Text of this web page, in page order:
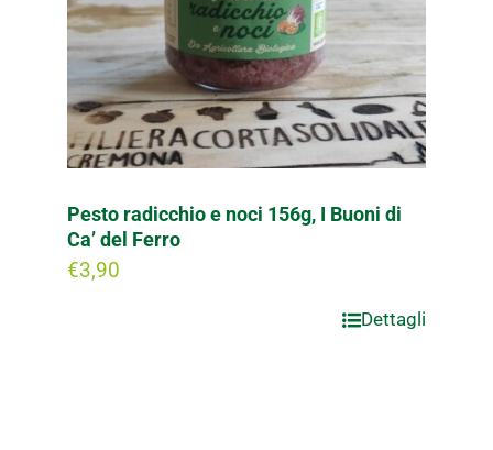
Pesto radicchio e noci 156g, I Buoni di
Ca’ del Ferro
€3,90
Dettagli